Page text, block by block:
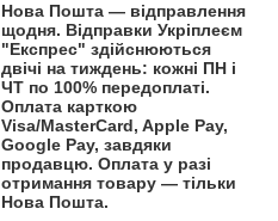
Нова Пошта — відправлення
щодня. Відправки Укріплеєм
"Експрес" здійснюються
двічі на тиждень: кожні ПН і
ЧТ по 100% передоплаті.
Оплата карткою
Visa/MasterCard, Apple Pay,
Google Pay, завдяки
продавцю. Оплата у разі
отримання товару — тільки
Нова Пошта.